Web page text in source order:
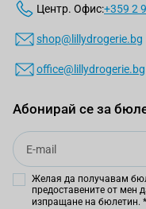
Центр. Офис:+359 2
shop@lillydrogerie.bg
office@lillydrogerie.bg
Абонирай се за
Email
Желая да получавам
предоставените от мен
изпращане на бюлетин. *